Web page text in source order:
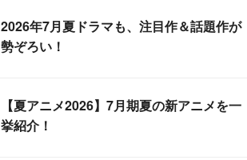
2026年7月夏ドラマも、注目作＆話題作が
勢ぞろい！
【夏アニメ2026】7月期夏の新アニメを一
挙紹介！